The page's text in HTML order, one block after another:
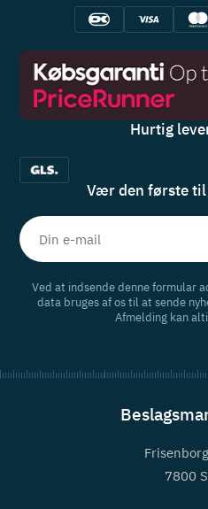
Hurtig
Vær den første til
Ved at indsende denne formular
data bruges af os til at sende
Afmelding kan
7800